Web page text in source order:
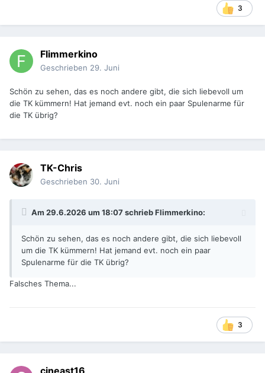
3
Flimmerkino
Geschrieben 29. Juni
Schön zu sehen, das es noch andere gibt, die sich liebevoll um
die TK kümmern! Hat jemand evt. noch ein paar Spulenarme für
die TK übrig?
TK-Chris
Geschrieben 30. Juni
Am 29.6.2026 um 18:07 schriebFlimmerkino:
Schön zu sehen, das es noch andere gibt, die sich liebevoll
um die TK kümmern! Hat jemand evt. noch ein paar
Spulenarme für die TK übrig?
Falsches Thema...
3